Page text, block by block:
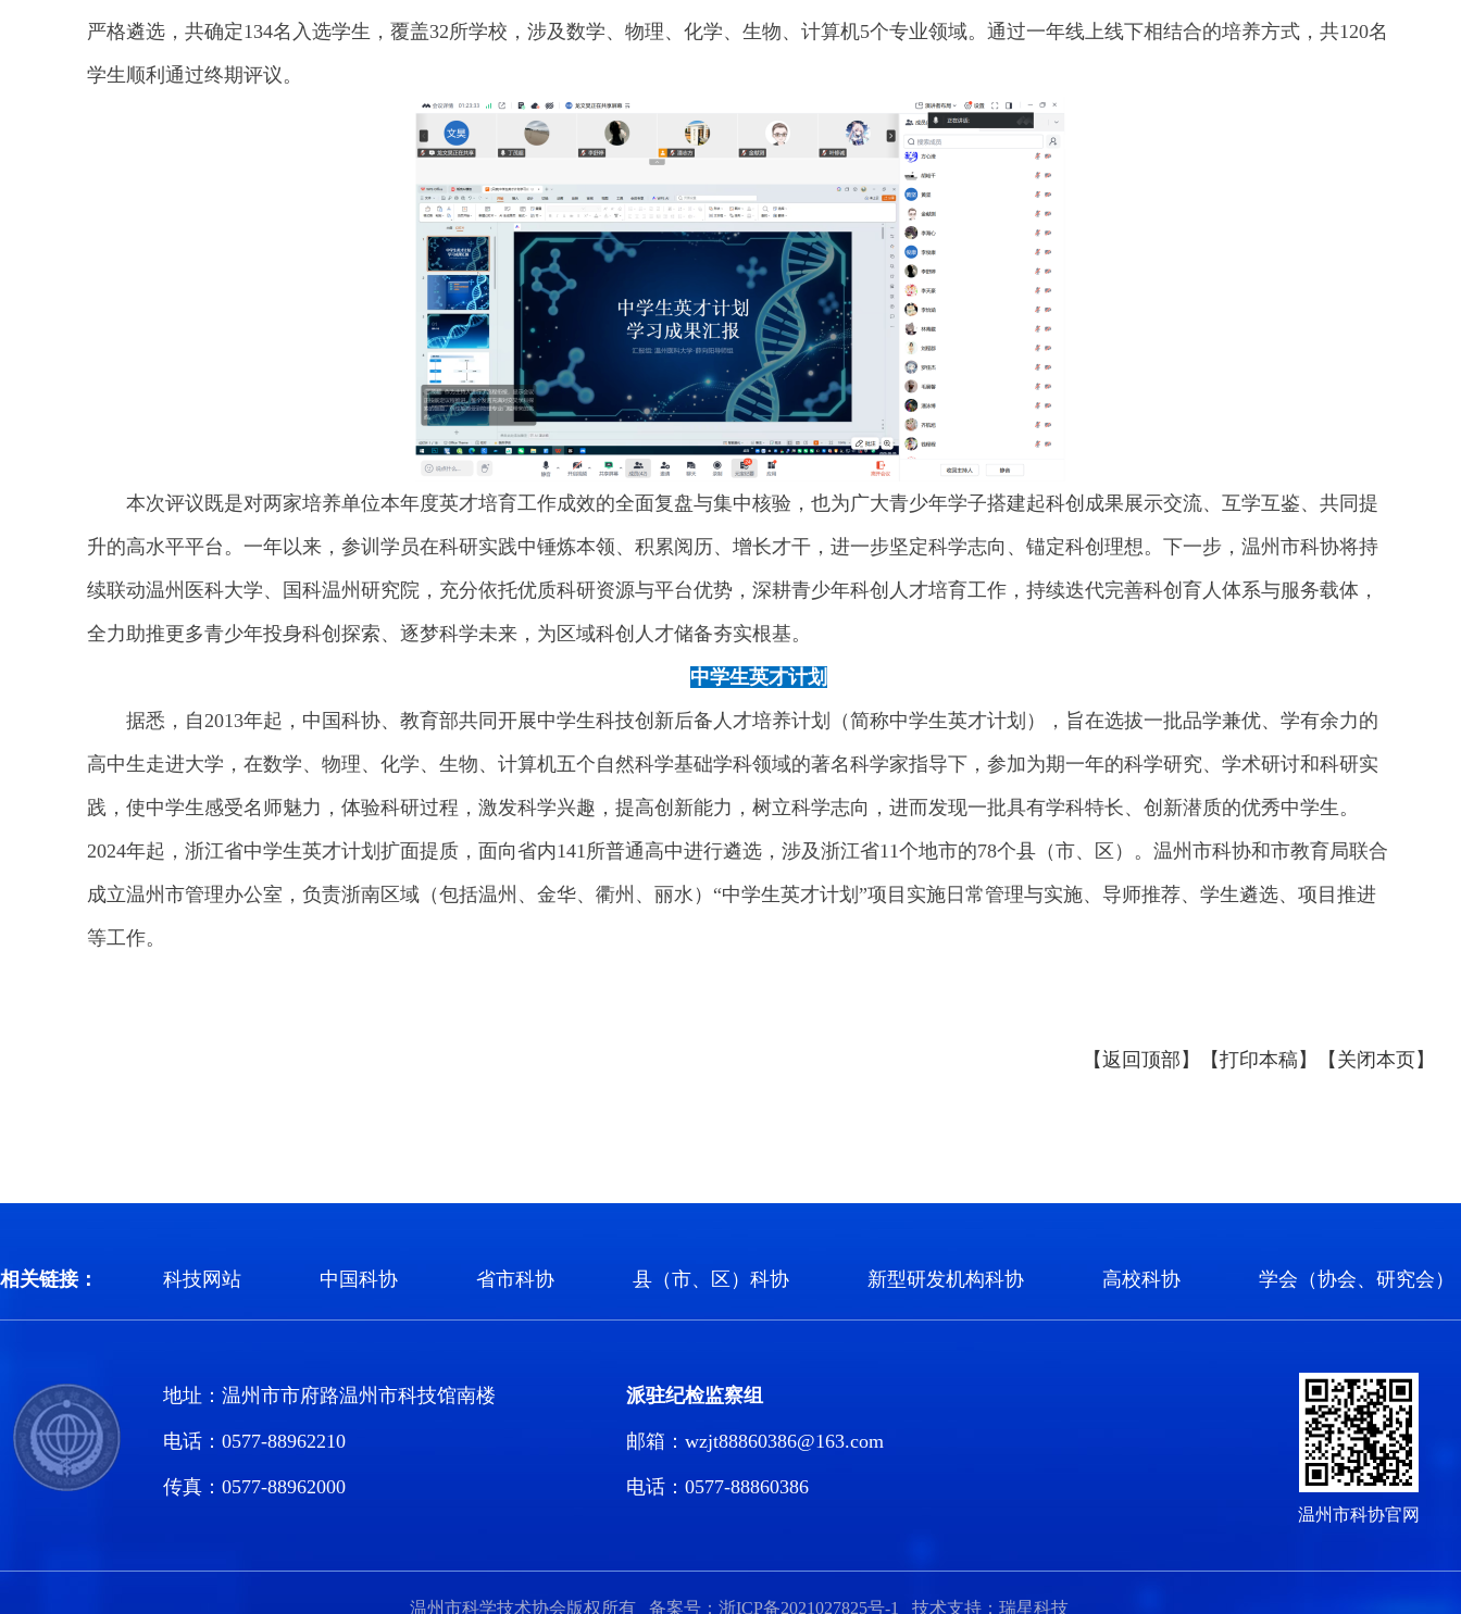
严格遴选，共确定134名入选学生，覆盖32所学校，涉及数学、物理、化学、生物、计算机5个专业领域。通过一年线上线下相结合的培养方式，共120名
学生顺利通过终期评议。
本次评议既是对两家培养单位本年度英才培育工作成效的全面复盘与集中核验，也为广大青少年学子搭建起科创成果展示交流、互学互鉴、共同提
升的高水平平台。一年以来，参训学员在科研实践中锤炼本领、积累阅历、增长才干，进一步坚定科学志向、锚定科创理想。下一步，温州市科协将持
续联动温州医科大学、国科温州研究院，充分依托优质科研资源与平台优势，深耕青少年科创人才培育工作，持续迭代完善科创育人体系与服务载体，
全力助推更多青少年投身科创探索、逐梦科学未来，为区域科创人才储备夯实根基。
中学生英才计划
据悉，自2013年起，中国科协、教育部共同开展中学生科技创新后备人才培养计划（简称中学生英才计划），旨在选拔一批品学兼优、学有余力的
高中生走进大学，在数学、物理、化学、生物、计算机五个自然科学基础学科领域的著名科学家指导下，参加为期一年的科学研究、学术研讨和科研实
践，使中学生感受名师魅力，体验科研过程，激发科学兴趣，提高创新能力，树立科学志向，进而发现一批具有学科特长、创新潜质的优秀中学生。
2024年起，浙江省中学生英才计划扩面提质，面向省内141所普通高中进行遴选，涉及浙江省11个地市的78个县（市、区）。温州市科协和市教育局联合
成立温州市管理办公室，负责浙南区域（包括温州、金华、衢州、丽水）“中学生英才计划”项目实施日常管理与实施、导师推荐、学生遴选、项目推进
等工作。
【返回顶部】 【打印本稿】 【关闭本页】
相关链接： 科技网站 中国科协 省市科协 县（市、区）科协 新型研发机构科协 高校科协 学会（协会、研究会）
地址：温州市市府路温州市科技馆南楼
电话：0577-88962210
传真：0577-88962000
派驻纪检监察组
邮箱：wzjt88860386@163.com
电话：0577-88860386
温州市科协官网
温州市科学技术协会版权所有 备案号：浙ICP备2021027825号-1 技术支持：瑞星科技